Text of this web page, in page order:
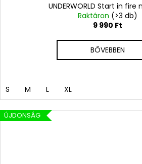
UNDERWORLD Start in fire
Raktáron (>3 db)
9 990 Ft
BŐVEBBEN
S M L XL
ÚJDONSÁG